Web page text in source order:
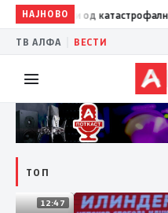
НАЈНОВО
години од катастрофалните
ТВ АЛФА ВЕСТИ
ТОП
12:47